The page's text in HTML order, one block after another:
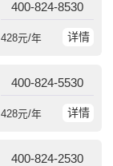
400-824-8530
详情
428元/年
400-824-5530
详情
428元/年
400-824-2530